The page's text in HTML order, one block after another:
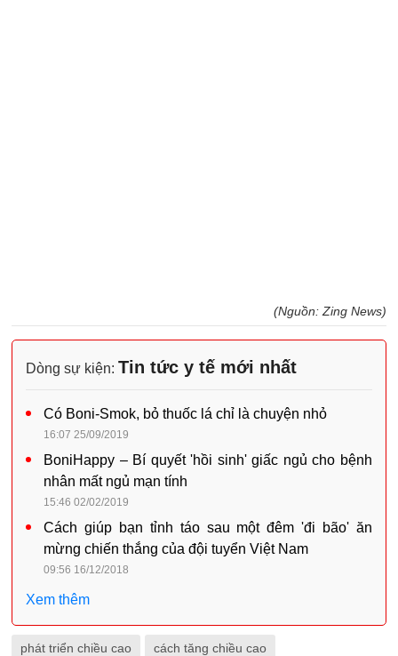
(Nguồn: Zing News)
Dòng sự kiện: Tin tức y tế mới nhất
Có Boni-Smok, bỏ thuốc lá chỉ là chuyện nhỏ
16:07 25/09/2019
BoniHappy – Bí quyết 'hồi sinh' giấc ngủ cho bệnh
nhân mất ngủ mạn tính
15:46 02/02/2019
Cách giúp bạn tỉnh táo sau một đêm 'đi bão' ăn
mừng chiến thắng của đội tuyển Việt Nam
09:56 16/12/2018
Xem thêm
phát triển chiều cao cách tăng chiều cao